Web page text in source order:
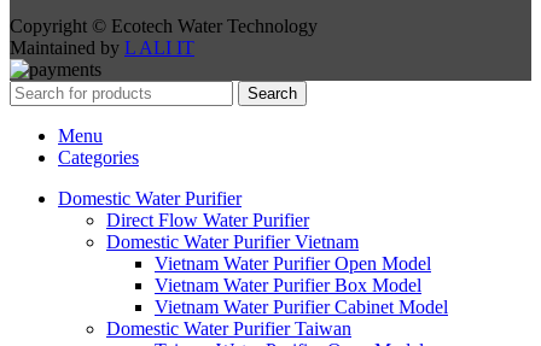
Copyright © Ecotech Water Technology
Maintained by L ALI IT
Search
Menu
Categories
Domestic Water Purifier
Direct Flow Water Purifier
Domestic Water Purifier Vietnam
Vietnam Water Purifier Open Model
Vietnam Water Purifier Box Model
Vietnam Water Purifier Cabinet Model
Domestic Water Purifier Taiwan